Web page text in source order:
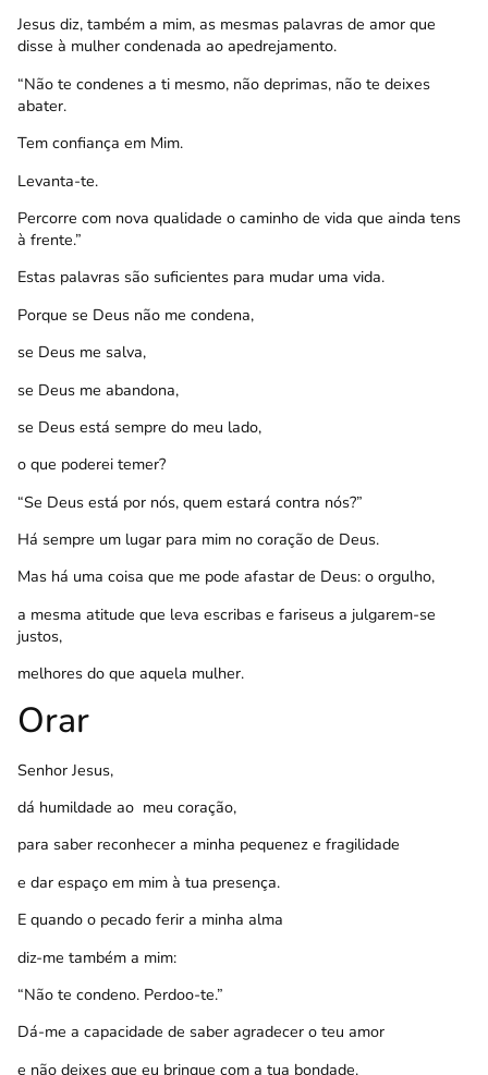
Jesus diz, também a mim, as mesmas palavras de amor que
disse à mulher condenada ao apedrejamento.
“Não te condenes a ti mesmo, não deprimas, não te deixes
abater.
Tem confiança em Mim.
Levanta-te.
Percorre com nova qualidade o caminho de vida que ainda tens
à frente.”
Estas palavras são suficientes para mudar uma vida.
Porque se Deus não me condena,
se Deus me salva,
se Deus me abandona,
se Deus está sempre do meu lado,
o que poderei temer?
“Se Deus está por nós, quem estará contra nós?”
Há sempre um lugar para mim no coração de Deus.
Mas há uma coisa que me pode afastar de Deus: o orgulho,
a mesma atitude que leva escribas e fariseus a julgarem-se
justos,
melhores do que aquela mulher.
Orar
Senhor Jesus,
dá humildade ao meu coração,
para saber reconhecer a minha pequenez e fragilidade
e dar espaço em mim à tua presença.
E quando o pecado ferir a minha alma
diz-me também a mim:
“Não te condeno. Perdoo-te.”
Dá-me a capacidade de saber agradecer o teu amor
e não deixes que eu brinque com a tua bondade.